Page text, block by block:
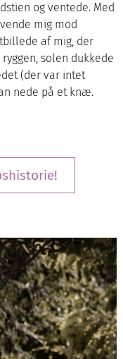
og ventede. Med
mig mod
af mig, der
solen dukkede
(der var intet
nede på et knæ.